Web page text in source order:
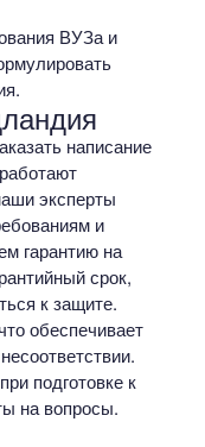
ВУЗа и
написание
эксперты
и
гарантию на
срок,
к защите.
обеспечивает
подготовке к
на вопросы.